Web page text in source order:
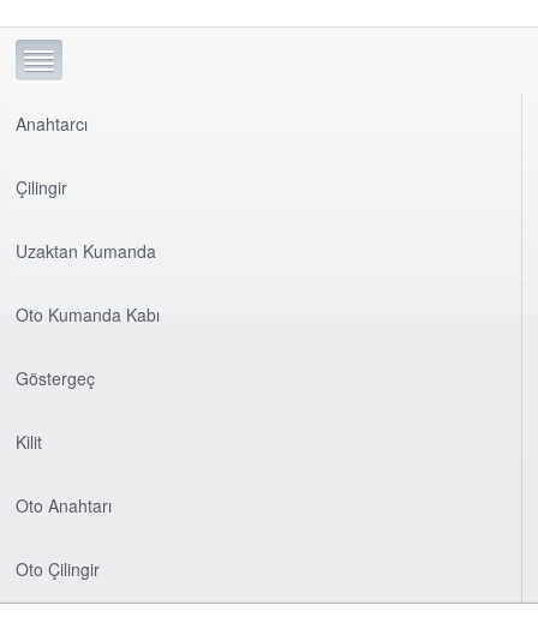
Anahtarcı
Çilingir
Uzaktan Kumanda
Oto Kumanda Kabı
Göstergeç
Kilit
Oto Anahtarı
Oto Çilingir